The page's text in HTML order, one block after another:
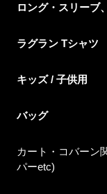
ロング・スリーブ
ラグラン Tシャツ
キッズ / 子供用
バッグ
カート・コバーン
パーetc)